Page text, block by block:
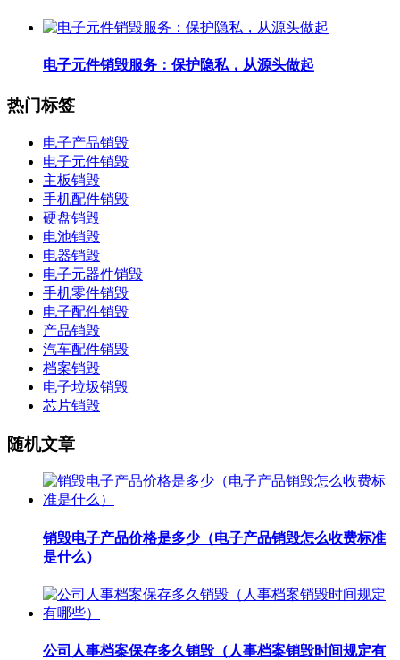
电子元件销毁服务：保护隐私，从源头做起
热门标签
电子产品销毁
电子元件销毁
主板销毁
手机配件销毁
硬盘销毁
电池销毁
电器销毁
电子元器件销毁
手机零件销毁
电子配件销毁
产品销毁
汽车配件销毁
档案销毁
电子垃圾销毁
芯片销毁
随机文章
销毁电子产品价格是多少（电子产品销毁怎么收费标准
是什么）
公司人事档案保存多久销毁（人事档案销毁时间规定有